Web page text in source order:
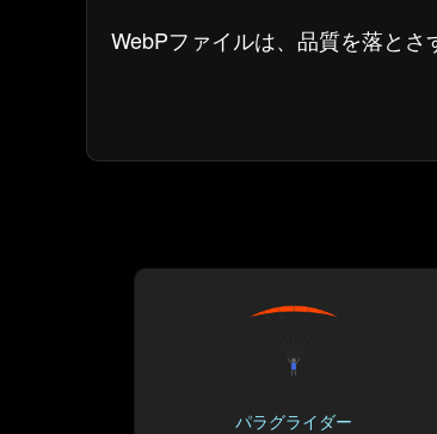
WebPファイルは、品質を落とさ
パラグライダー